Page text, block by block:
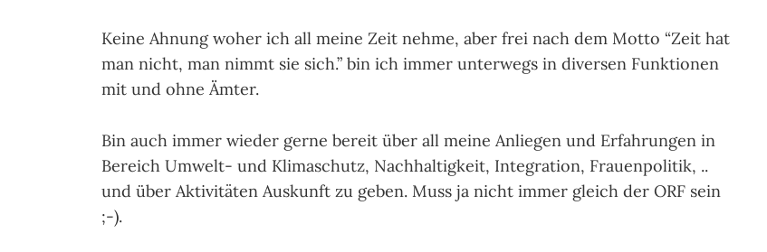
Keine Ahnung woher ich all meine Zeit nehme, aber frei nach dem Motto “Zeit hat
man nicht, man nimmt sie sich.” bin ich immer unterwegs in diversen Funktionen
mit und ohne Ämter.
Bin auch immer wieder gerne bereit über all meine Anliegen und Erfahrungen in
Bereich Umwelt- und Klimaschutz, Nachhaltigkeit, Integration, Frauenpolitik, ..
und über Aktivitäten Auskunft zu geben. Muss ja nicht immer gleich der ORF sein
;-).